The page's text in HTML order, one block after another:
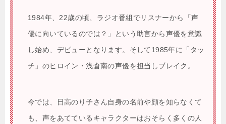
1984年、22歳の頃、ラジオ番組でリスナーから「声
優に向いているのでは？」という助言から声優を意識
し始め、デビューとなります。そして1985年に「タッ
チ」のヒロイン・浅倉南の声優を担当しブレイク。
今では、日高のり子さん自身の名前や顔を知らなくて
も、声をあてているキャラクターはおそらく多くの人